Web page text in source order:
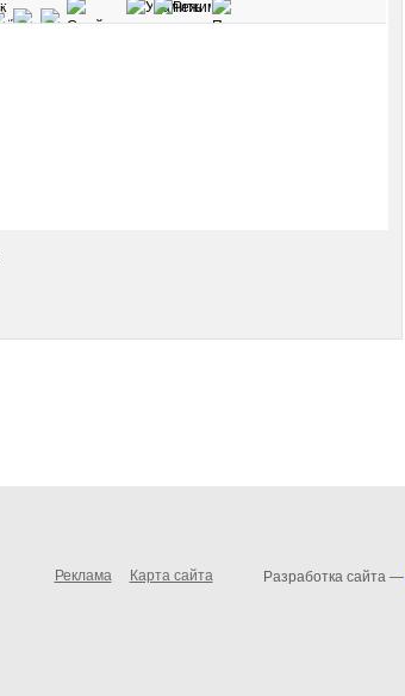
Реклама Карта сайта Разработка сайта —